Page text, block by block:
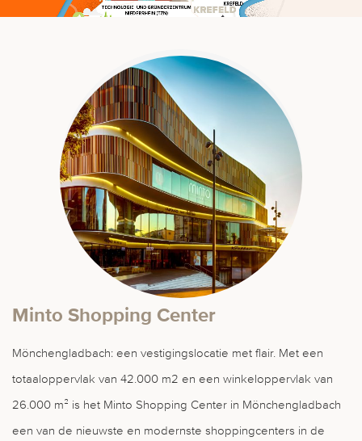
Minto Shopping Center
Mönchengladbach: een vestigingslocatie met flair. Met een
totaaloppervlak van 42.000 m2 en een winkeloppervlak van
26.000 m² is het Minto Shopping Center in Mönchengladbach
een van de nieuwste en modernste shoppingcenters in de